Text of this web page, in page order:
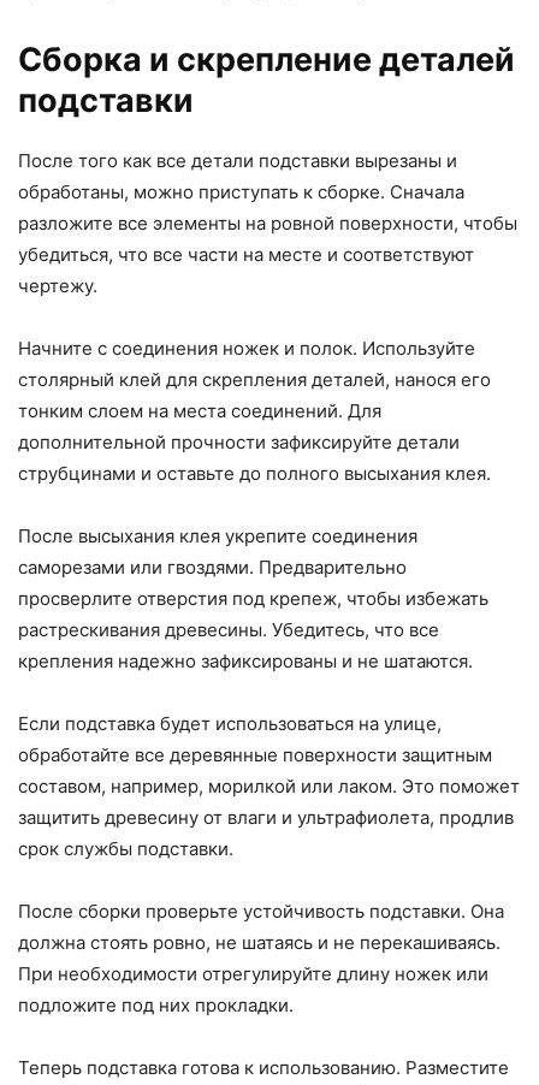
Сборка и скрепление деталей
подставки
После того как все детали подставки вырезаны и
обработаны, можно приступать к сборке. Сначала
разложите все элементы на ровной поверхности, чтобы
убедиться, что все части на месте и соответствуют
чертежу.
Начните с соединения ножек и полок. Используйте
столярный клей для скрепления деталей, нанося его
тонким слоем на места соединений. Для
дополнительной прочности зафиксируйте детали
струбцинами и оставьте до полного высыхания клея.
После высыхания клея укрепите соединения
саморезами или гвоздями. Предварительно
просверлите отверстия под крепеж, чтобы избежать
растрескивания древесины. Убедитесь, что все
крепления надежно зафиксированы и не шатаются.
Если подставка будет использоваться на улице,
обработайте все деревянные поверхности защитным
составом, например, морилкой или лаком. Это поможет
защитить древесину от влаги и ультрафиолета, продлив
срок службы подставки.
После сборки проверьте устойчивость подставки. Она
должна стоять ровно, не шатаясь и не перекашиваясь.
При необходимости отрегулируйте длину ножек или
подложите под них прокладки.
Теперь подставка готова к использованию. Разместите